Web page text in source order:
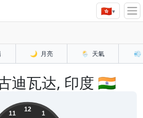
🇭🇰▾
🌙 月亮 🌦️ 天氣 💨
迪瓦达, 印度 🇮🇳
12
1
11